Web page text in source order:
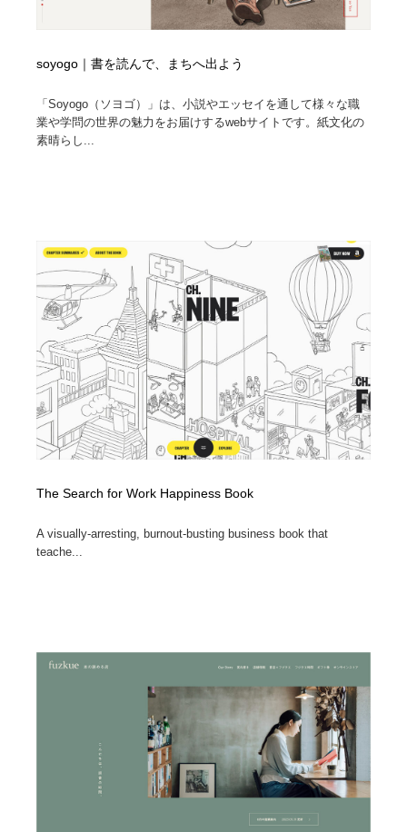
soyogo｜書を読んで、まちへ出よう
「Soyogo（ソヨゴ）」は、小説やエッセイを通して様々な職
業や学問の世界の魅力をお届けするwebサイトです。紙文化の
素晴らし...
The Search for Work Happiness Book
A visually-arresting, burnout-busting business book that
teache...